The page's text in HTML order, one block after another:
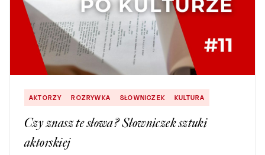
AKTORZY ROZRYWKA SŁOWNICZEK KULTURA
Czy znasz te słowa? Słowniczek sztuki
aktorskiej